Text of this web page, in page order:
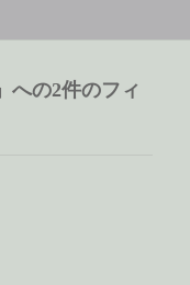
への2件のフィ